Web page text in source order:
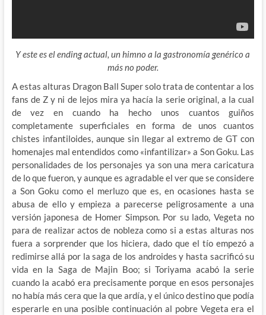
Y este es el ending actual, un himno a la gastronomía genérico a
más no poder.
A estas alturas Dragon Ball Super solo trata de contentar a los
fans de Z y ni de lejos mira ya hacía la serie original, a la cual
de vez en cuando ha hecho unos cuantos guiños
completamente superficiales en forma de unos cuantos
chistes infantiloides, aunque sin llegar al extremo de GT con
homenajes mal entendidos como «infantilizar» a Son Goku. Las
personalidades de los personajes ya son una mera caricatura
de lo que fueron, y aunque es agradable el ver que se considere
a Son Goku como el merluzo que es, en ocasiones hasta se
abusa de ello y empieza a parecerse peligrosamente a una
versión japonesa de Homer Simpson. Por su lado, Vegeta no
para de realizar actos de nobleza como si a estas alturas nos
fuera a sorprender que los hiciera, dado que el tío empezó a
redimirse allá por la saga de los androides y hasta sacrificó su
vida en la Saga de Majin Boo; si Toriyama acabó la serie
cuando la acabó era precisamente porque en esos personajes
no había más cera que la que ardía, y el único destino que podía
esperarle en una posible continuación al pobre Vegeta era el